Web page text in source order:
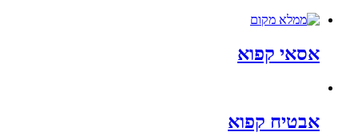
אסאי קפוא
אבטיח קפוא